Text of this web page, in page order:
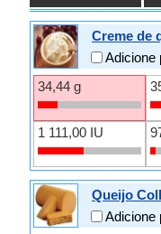
Creme de
Adicione
34,44 g
1 111,00 IU
Queijo
Adicione